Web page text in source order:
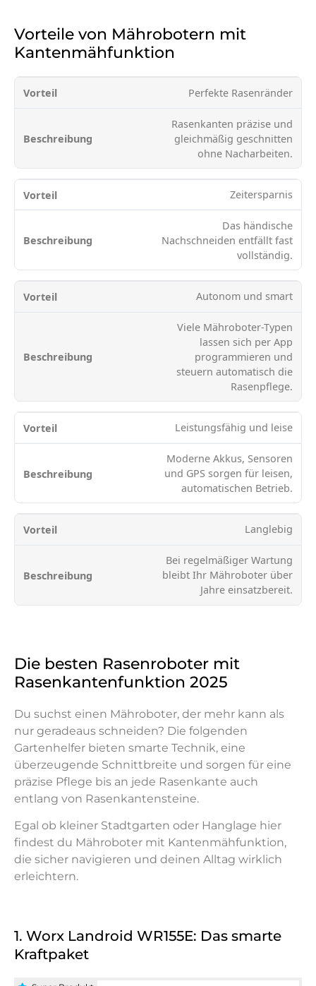
Vorteile von Mährobotern mit
Kantenmähfunktion
Perfekte Rasenränder
Rasenkanten präzise und
gleichmäßig geschnitten
ohne Nacharbeiten.
Zeitersparnis
Das händische
Nachschneiden entfällt fast
vollständig.
Autonom und smart
Viele Mähroboter-Typen
lassen sich per App
programmieren und
steuern automatisch die
Rasenpflege.
Leistungsfähig und leise
Moderne Akkus, Sensoren
und GPS sorgen für leisen,
automatischen Betrieb.
Langlebig
Bei regelmäßiger Wartung
bleibt Ihr Mähroboter über
Jahre einsatzbereit.
Die besten Rasenroboter mit
Rasenkantenfunktion 2025
Du suchst einen Mähroboter, der mehr kann als
nur geradeaus schneiden? Die folgenden
Gartenhelfer bieten smarte Technik, eine
überzeugende Schnittbreite und sorgen für eine
präzise Pflege bis an jede Rasenkante auch
entlang von Rasenkantensteine.
Egal ob kleiner Stadtgarten oder Hanglage hier
findest du Mähroboter mit Kantenmähfunktion,
die sicher navigieren und deinen Alltag wirklich
erleichtern.
1. Worx Landroid WR155E: Das smarte
Kraftpaket